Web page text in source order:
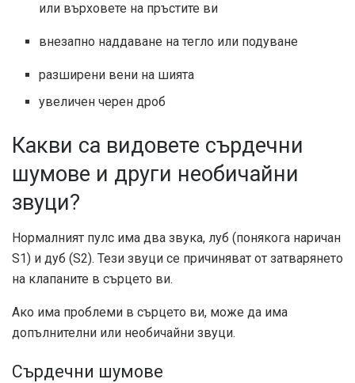
или върховете на пръстите ви
внезапно наддаване на тегло или подуване
разширени вени на шията
увеличен черен дроб
Какви са видовете сърдечни
шумове и други необичайни
звуци?
Нормалният пулс има два звука, луб (понякога наричан
S1) и дуб (S2). Тези звуци се причиняват от затварянето
на клапаните в сърцето ви.
Ако има проблеми в сърцето ви, може да има
допълнителни или необичайни звуци.
Сърдечни шумове